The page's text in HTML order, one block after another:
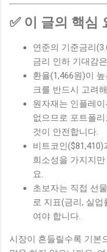
✅ 이 글의 핵심
연준의 기준금리
금리 인하 기대감
환율(1,466원)이
크를 반드시 고려
원자재는 인플레
없으므로 포트폴
것이 안전합니다.
비트코인
희소성을 가지지
요.
초보자는 직접 선
로 지표(금리, 실
여야 합니다.
시장이 흔들릴수록 기본